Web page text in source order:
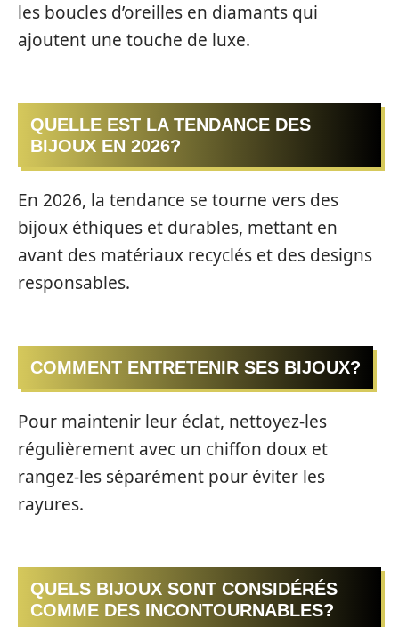
les boucles d’oreilles en diamants qui
ajoutent une touche de luxe.
QUELLE EST LA TENDANCE DES
BIJOUX EN 2026?
En 2026, la tendance se tourne vers des
bijoux éthiques et durables, mettant en
avant des matériaux recyclés et des designs
responsables.
COMMENT ENTRETENIR SES BIJOUX?
Pour maintenir leur éclat, nettoyez-les
régulièrement avec un chiffon doux et
rangez-les séparément pour éviter les
rayures.
QUELS BIJOUX SONT CONSIDÉRÉS
COMME DES INCONTOURNABLES?